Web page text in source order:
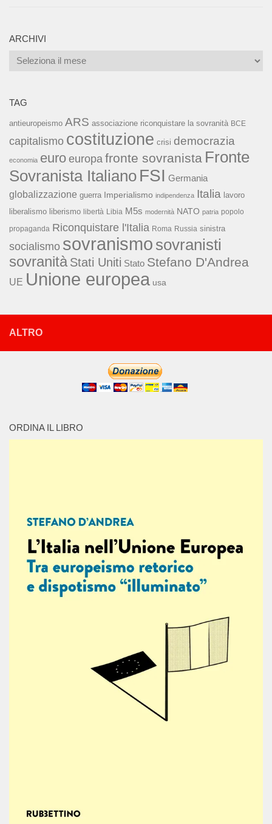
ARCHIVI
Archivi
TAG
antieuropeismo ARS associazione riconquistare la sovranità BCE
capitalismo costituzione crisi democrazia
economia euro europa fronte sovranista Fronte
Sovranista Italiano FSI Germania
globalizzazione guerra Imperialismo indipendenza Italia lavoro
liberalismo liberismo libertà Libia M5s modernità NATO patria popolo
propaganda Riconquistare l'Italia Roma Russia sinistra
socialismo sovranismo sovranisti
sovranità Stati Uniti Stato Stefano D'Andrea
UE Unione europea usa
ALTRO
ORDINA IL LIBRO